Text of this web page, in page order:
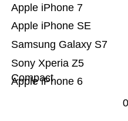
Apple iPhone 6
Sony Xperia Z5
Compact
Samsung Galaxy S7
Apple iPhone SE
Apple iPhone 7
0